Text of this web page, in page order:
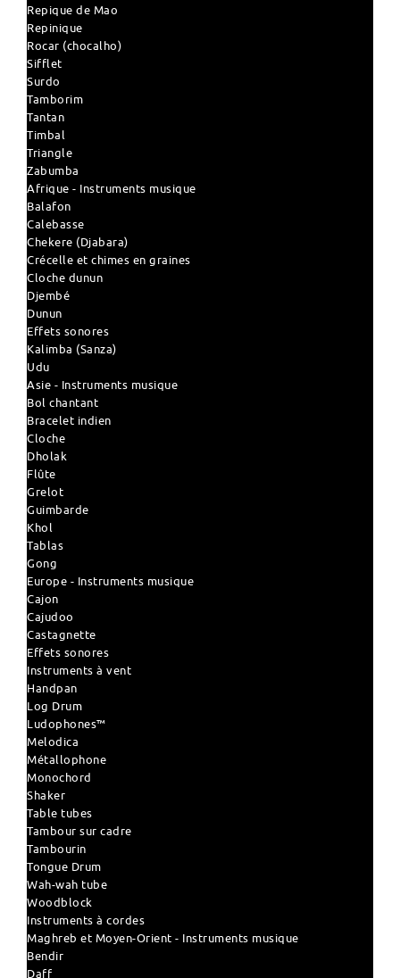
Repique de Mao
Repinique
Rocar (chocalho)
Sifflet
Surdo
Tamborim
Tantan
Timbal
Triangle
Zabumba
Afrique - Instruments musique
Balafon
Calebasse
Chekere (Djabara)
Crécelle et chimes en graines
Cloche dunun
Djembé
Dunun
Effets sonores
Kalimba (Sanza)
Udu
Asie - Instruments musique
Bol chantant
Bracelet indien
Cloche
Dholak
Flûte
Grelot
Guimbarde
Khol
Tablas
Gong
Europe - Instruments musique
Cajon
Cajudoo
Castagnette
Effets sonores
Instruments à vent
Handpan
Log Drum
Ludophones™
Melodica
Métallophone
Monochord
Shaker
Table tubes
Tambour sur cadre
Tambourin
Tongue Drum
Wah-wah tube
Woodblock
Instruments à cordes
Maghreb et Moyen-Orient - Instruments musique
Bendir
Daff